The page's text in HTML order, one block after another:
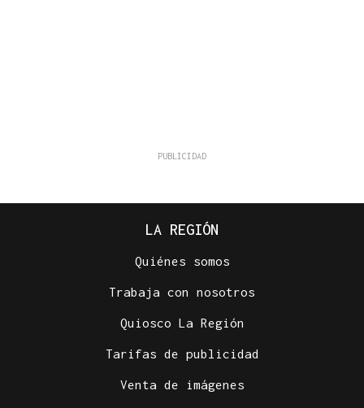
LA REGIÓN
Quiénes somos
Trabaja con nosotros
Quiosco La Región
Tarifas de publicidad
Venta de imágenes